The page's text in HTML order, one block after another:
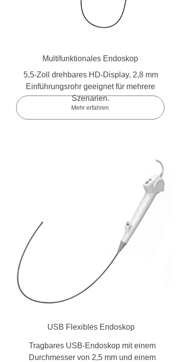
Multifunktionales Endoskop
5,5-Zoll drehbares HD-Display, 2,8 mm
Einführungsrohr geeignet für mehrere
Szenarien.
Mehr erfahren
USB Flexibles Endoskop
Tragbares USB-Endoskop mit einem
Durchmesser von 2,5 mm und einem